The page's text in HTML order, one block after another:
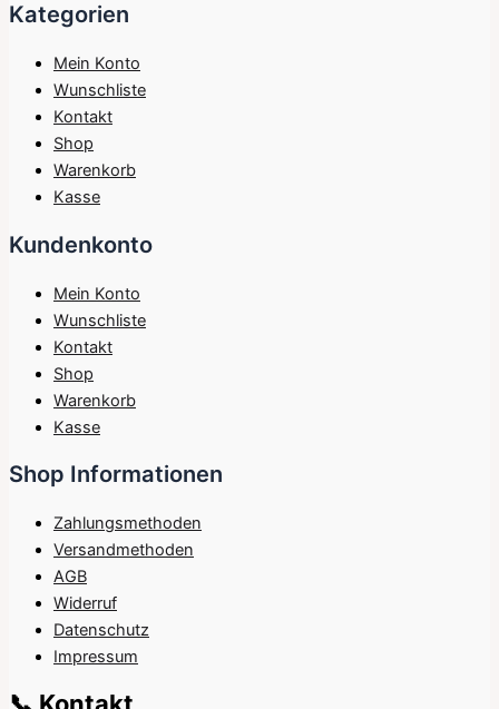
Kategorien
Mein Konto
Wunschliste
Kontakt
Shop
Warenkorb
Kasse
Kundenkonto
Mein Konto
Wunschliste
Kontakt
Shop
Warenkorb
Kasse
Shop Informationen
Zahlungsmethoden
Versandmethoden
AGB
Widerruf
Datenschutz
Impressum